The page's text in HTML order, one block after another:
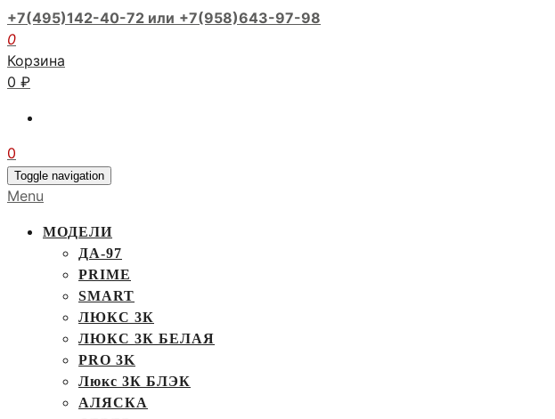
+7(495)142-40-72 или +7(958)643-97-98
0
Корзина
0 ₽
0
Toggle navigation
Menu
МОДЕЛИ
ДА-97
PRIME
SMART
ЛЮКС 3К
ЛЮКС 3К БЕЛАЯ
PRO 3K
Люкс 3К БЛЭК
АЛЯСКА